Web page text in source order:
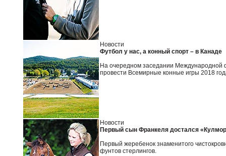
Новости
Футбол у нас, а конный спорт – в Канаде
На очередном заседании Международной
провести Всемирные конные игры 2018
Новости
Первый сын Франкеля достался
Первый жеребенок знаменитого
фунтов стерлингов.